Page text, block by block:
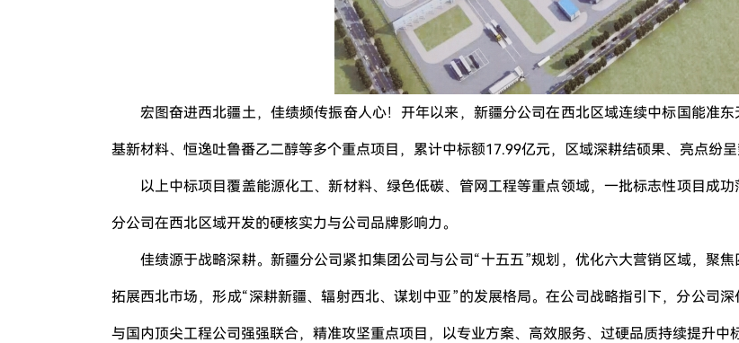
宏图奋进西北疆土，佳绩频传振奋人心！开年以来，新疆分公司在西北区域连续中标国能准
基新材料、恒逸吐鲁番乙二醇等多个重点项目，累计中标额17.99亿元，区域深耕结硕果、亮点纷呈
以上中标项目覆盖能源化工、新材料、绿色低碳、管网工程等重点领域，一批标志性项目成
分公司在西北区域开发的硬核实力与公司品牌影响力。
佳绩源于战略深耕。新疆分公司紧扣集团公司与公司“十五五”规划，优化六大营销区域，聚
拓展西北市场，形成“深耕新疆、辐射西北、谋划中亚”的发展格局。在公司战略指引下，分公司深
与国内顶尖工程公司强强联合，精准攻坚重点项目，以专业方案、高效服务、过硬品质持续提升中